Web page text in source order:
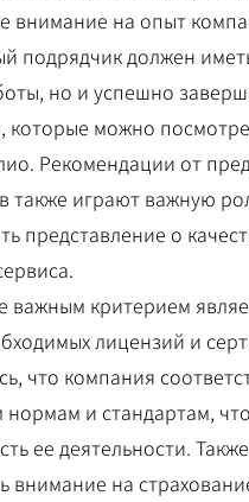
внимание на опыт
подрядчик должен
но и успешно
которые можно
Рекомендации от
также играют важную
представление о
важным критерием
лицензий и
что компания
нормам и стандартам,
ее деятельности.
внимание на